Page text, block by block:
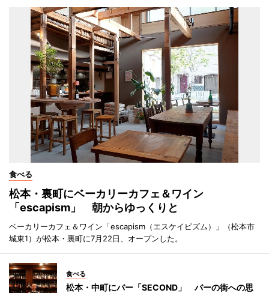
食べる
松本・裏町にベーカリーカフェ＆ワイン
「escapism」 朝からゆっくりと
ベーカリーカフェ＆ワイン「escapism（エスケイピズム）」（松本市
城東1）が松本・裏町に7月22日、オープンした。
食べる
松本・中町にバー「SECOND」 バーの街への思